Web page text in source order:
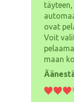
ovat
Voit
maan